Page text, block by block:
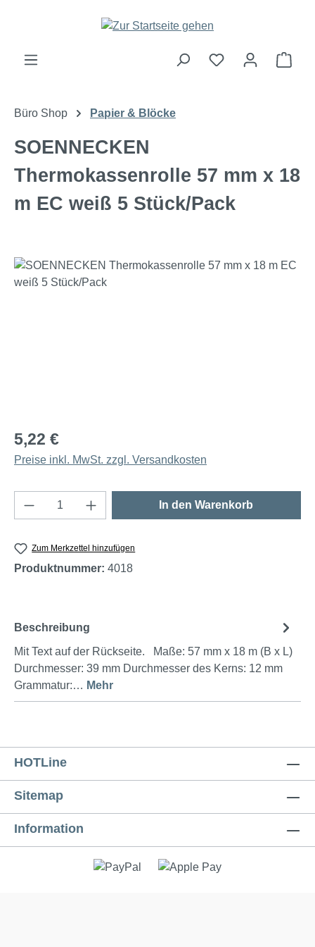
Zum Hauptinhalt springen
Büro Shop Papier & Blöcke
SOENNECKEN
Thermokassenrolle 57 mm x 18
m EC weiß 5 Stück/Pack
Bildergalerie überspringen
5,22 €
Preise inkl. MwSt. zzgl. Versandkosten
Produkt Anzahl: Gib den gewünschten
In den Warenkorb
Zum Merkzettel hinzufügen
Produktnummer: 4018
Beschreibung
Mit Text auf der Rückseite. Maße: 57 mm x 18 m (B x L)
Durchmesser: 39 mm Durchmesser des Kerns: 12 mm
Grammatur:… Mehr
HOTLine
Sitemap
Information